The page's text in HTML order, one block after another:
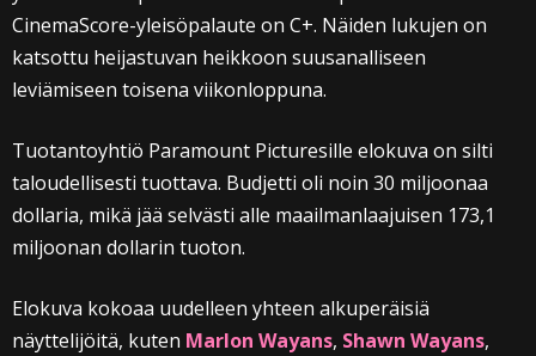
CinemaScore-yleisöpalaute on C+. Näiden lukujen on
katsottu heijastuvan heikkoon suusanalliseen
leviämiseen toisena viikonloppuna.
Tuotantoyhtiö Paramount Picturesille elokuva on silti
taloudellisesti tuottava. Budjetti oli noin 30 miljoonaa
dollaria, mikä jää selvästi alle maailmanlaajuisen 173,1
miljoonan dollarin tuoton.
Elokuva kokoaa uudelleen yhteen alkuperäisiä
näyttelijöitä, kuten Marlon Wayans, Shawn Wayans,